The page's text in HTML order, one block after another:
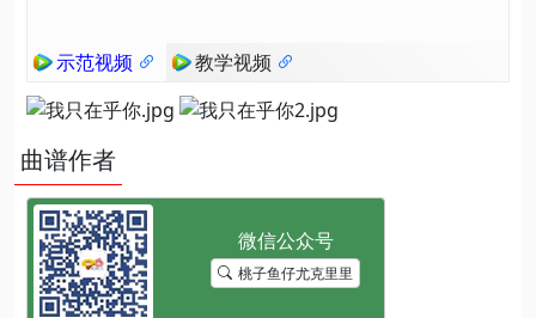
示范视频 教学视频
曲谱作者
桃子鱼仔尤克里里